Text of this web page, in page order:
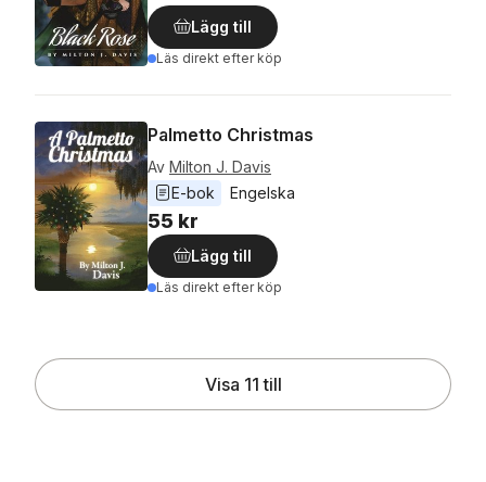
Lägg till
Läs direkt efter köp
Palmetto Christmas
Av Milton J. Davis
E-bok
Engelska
55 kr
Lägg till
Läs direkt efter köp
Visa 11 till